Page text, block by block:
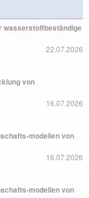
wasserstoffbeständige
22.07.2026
von
16.07.2026
modellen von
16.07.2026
modellen von